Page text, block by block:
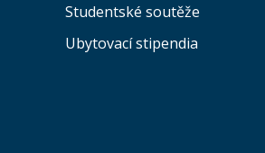
Studentské soutěže
Ubytovací stipendia